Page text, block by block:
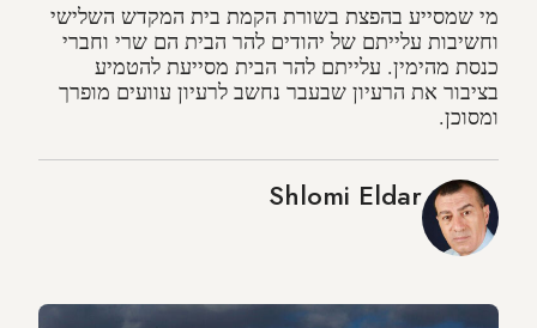
מי שמסייע בהפצת בשורת הקמת בית המקדש השלישי
וחשיבות עלייתם של יהודים להר הבית הם שרי וחברי
כנסת מהימין. עלייתם להר הבית מסייעת להטמיע
בציבור את הרעיון שבעבר נחשב לרעיון עוועים מופרך
ומסוכן.
Shlomi Eldar